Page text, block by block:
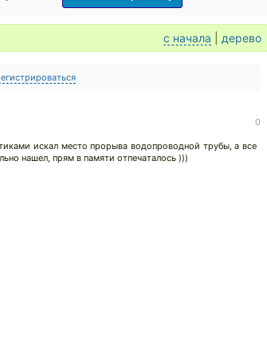
с начала дерево
0
искал место прорыва водопроводной трубы, а все
нашел, прям в памяти отпечаталось )))